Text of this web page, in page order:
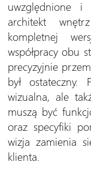
uwzględnione i
architekt
kompletnej
współpracy obu
precyzyjnie
był
wizualna, ale
muszą być
oraz specyfiki
wizja zamienia
klienta.